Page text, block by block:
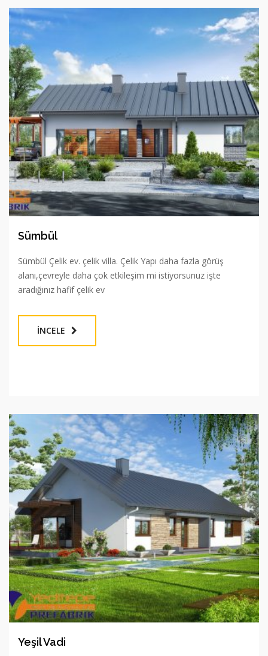
Sümbül
Sümbül Çelik ev. çelik villa. Çelik Yapı daha fazla görüş
alanı,çevreyle daha çok etkileşim mi istiyorsunuz işte
aradığınız hafif çelik ev
İNCELE
Yeşil Vadi